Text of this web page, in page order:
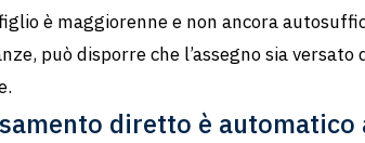
è maggiorenne e non ancora
può disporre che l’assegno sia
diretto è automatico